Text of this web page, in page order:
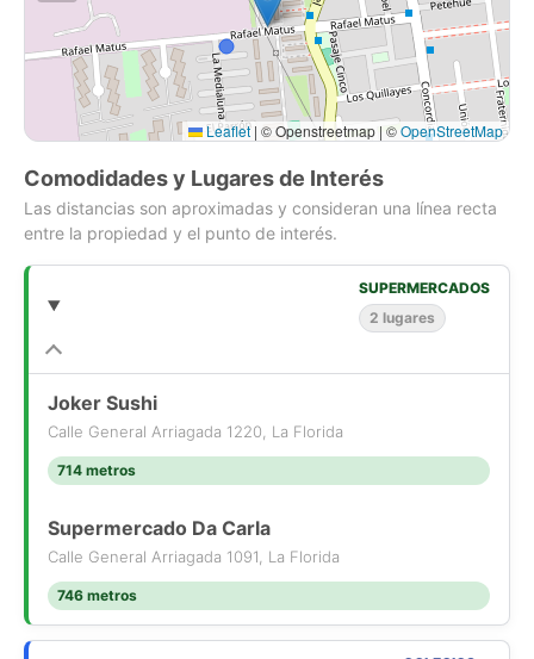
Leaflet | © Openstreetmap | ©OpenStreetMap
Comodidades y Lugares de Interés
Las distancias son aproximadas y consideran una línea recta
entre la propiedad y el punto de interés.
SUPERMERCADOS
2 lugares
Joker Sushi
Calle General Arriagada 1220, La Florida
714 metros
Supermercado Da Carla
Calle General Arriagada 1091, La Florida
746 metros